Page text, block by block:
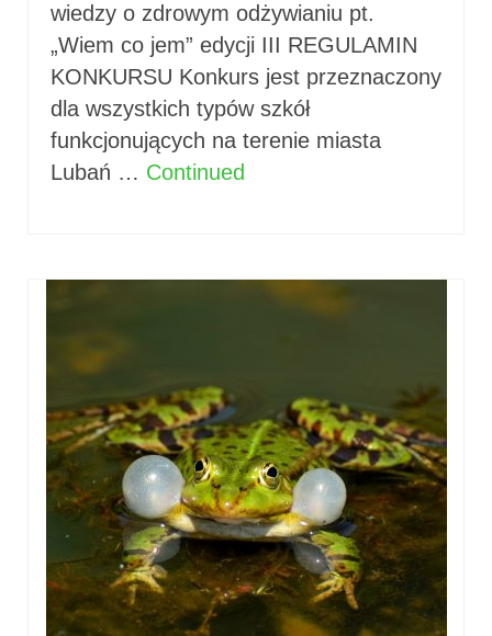
wiedzy o zdrowym odżywianiu pt.
„Wiem co jem” edycji III REGULAMIN
KONKURSU Konkurs jest przeznaczony
dla wszystkich typów szkół
funkcjonujących na terenie miasta
Lubań … Continued